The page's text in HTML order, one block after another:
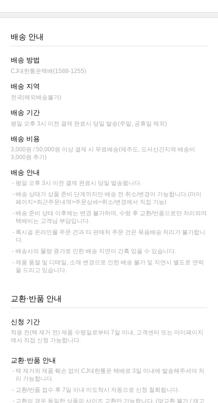
배송 안내
배송 방법
CJ대한통운택배(1588-1255)
배송 지역
전국(해외배송불가)
배송 기간
평일 오후 3시 이전 결제 완료시 당일 발송(주말, 공휴일 제외)
배송 비용
3,000원 / 50,000원 이상 결제 시 무료배송(제주도, 도서산간지역 배송비
3,000원 추가)
배송 안내
평일 오후 3시 이전 결제 완료시 당일 발송됩니다.
배송 상태가 상품 준비 단계까지만 배송 전 취소/변경이 가능합니다.(마이
페이지>최근주문내역>주문상세>취소/변경에서 직접 가능)
배송 준비 상태 이후에는 변경 불가하며, 수령 후 교환/반품으로만 처리되며
택배비는 고객님 부담입니다.
록시걸 온라인몰 주문 건과 타 판매처 주문 건은 묶음배송 처리가 불가합니
다.
배송사의 물량 증가로 인한 배송 지연이 간혹 있을 수 있습니다.
제품 품절 및 디테일, 소재 변경으로 인한 배송 불가 및 지연시 별도로 연락
을 드리고 있습니다.
교환·반품 안내
신청 기간
착용 전(택 제거 전) 제품 수령일로부터 7일 이내, 고객센터 또는 마이페이지
에서 직접 신청 가능합니다.
교환·반품 안내
택 제거와 제품 훼손 없이 CJ대한통운 택배로 3일 이내에 발송해주셔야 처
리 가능합니다.
교환/반품 접수 후 7일 이내 미도착시 자동으로 신청 철회됩니다.
교환의 경우 동일한 상품의 사이즈 교환만 가능합니다. (맞교환 불가 / 재고